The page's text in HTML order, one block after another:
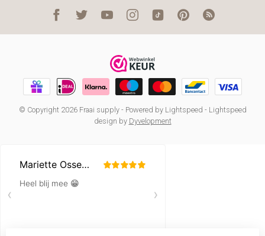
© Copyright 2026 Fraai supply- Powered by Lightspeed - Lightspeed
design by Dyvelopment